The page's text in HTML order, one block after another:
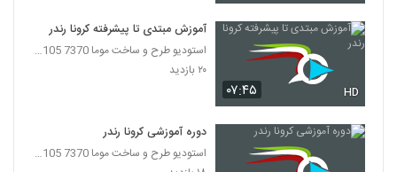
۰۷:۴۵ HD
آموزش مبتدی تا پیشرفته کرونا رندر
استودیو طرح و ساخت موما 7370 7105-021
۲۰ بازدید
دوره آموزشی کرونا رندر
استودیو طرح و ساخت موما 7370 7105-021